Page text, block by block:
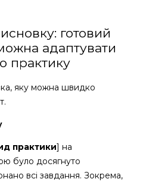
готовий
адаптувати
практику
яку можна швидко
практики] на
було досягнуто
всі завдання. Зокрема,